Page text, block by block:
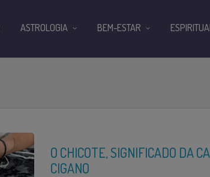
O CHICOTE, SIGNIFICADO DA
CIGANO
ASTROLOGIA BEM-ESTAR